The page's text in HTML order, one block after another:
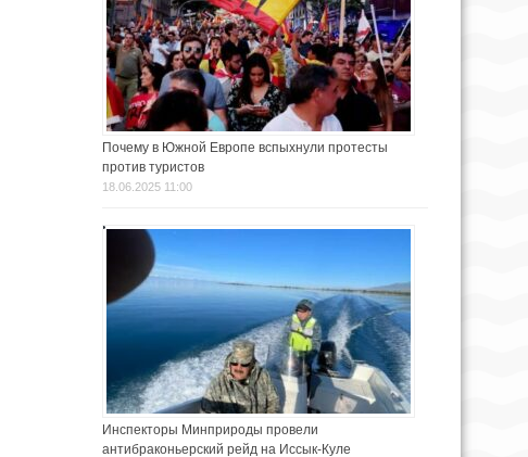
Почему в Южной Европе вспыхнули протесты
против туристов
18.06.2025 11:00
Инспекторы Минприроды провели
антибраконьерский рейд на Иссык-Куле